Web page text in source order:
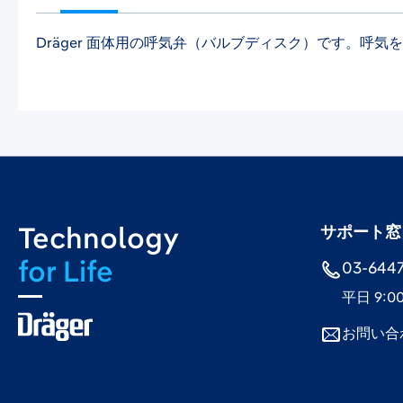
Dräger 面体用の呼気弁（バルブディスク）です。呼気
Technology
for Life
サポート
03-
平日
お問い